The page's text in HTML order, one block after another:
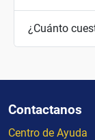
¿Cuánto
Contactanos
Centro de Ayuda